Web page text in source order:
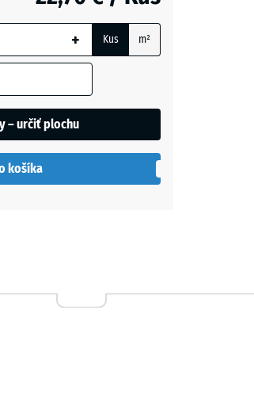
+ Kus m²
– určiť plochu
košíka